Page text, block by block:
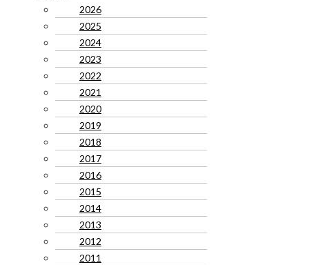
2026
2025
2024
2023
2022
2021
2020
2019
2018
2017
2016
2015
2014
2013
2012
2011